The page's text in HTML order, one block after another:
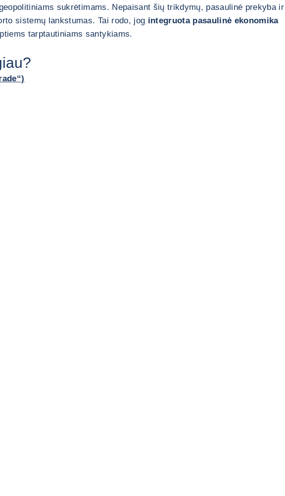
sukrėtimams. Nepaisant šių trikdymų, pasaulinė prekyba ir
sistemų lankstumas. Tai rodo, jog integruota pasaulinė ekonomika
tarptautiniams santykiams.